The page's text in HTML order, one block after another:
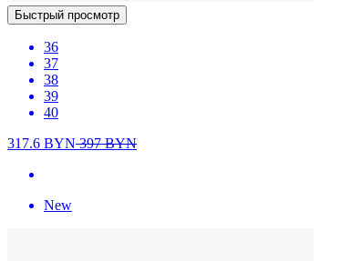
Быстрый просмотр
36
37
38
39
40
317.6 BYN397BYN
New